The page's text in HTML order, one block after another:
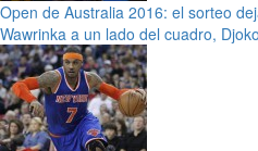
Open de Australia 2016: el sorteo
Wawrinka a un lado del cuadro,